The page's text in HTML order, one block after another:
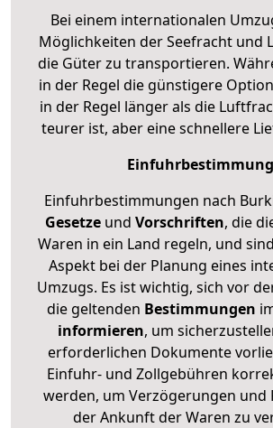
Bei einem internationalen
Möglichkeiten der Seefracht und
die Güter zu transportieren.
in der Regel die günstigere
in der Regel länger als die
teurer ist, aber eine schnellere
Einfuhrbestimmung
Einfuhrbestimmungen nach
Gesetzeund Vorschriften, die
Waren in ein Land regeln, und
Aspekt bei der Planung eines
Umzugs. Es ist wichtig, sich vor
die geltenden Bestimmungen
informieren, um
erforderlichen Dokumente
Einfuhr- und Zollgebühren
werden, um Verzögerungen und
der Ankunft der Waren zu